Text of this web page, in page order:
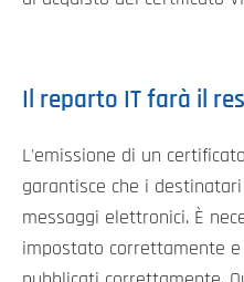
Il reparto IT farà il
L'emissione di un
garantisce che i
messaggi elettronici. È
impostato correttamente e